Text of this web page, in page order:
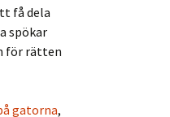
få dela
spökar
för rätten
gatorna,